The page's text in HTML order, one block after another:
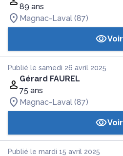
89 ans
Magnac-Laval (87)
Voir
Publié le samedi 26 avril 2025
Gérard FAUREL
75 ans
Magnac-Laval (87)
Voir
Publié le mardi 15 avril 2025